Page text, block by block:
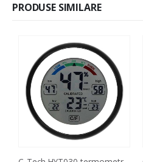
PRODUSE SIMILARE